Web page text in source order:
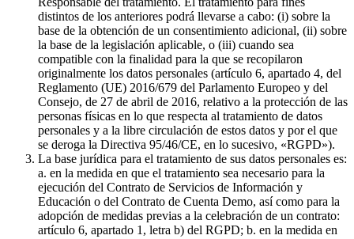
distintos de los anteriores podrá llevarse a cabo: (i) sobre la
base de la obtención de un consentimiento adicional, (ii) sobre
la base de la legislación aplicable, o (iii) cuando sea
compatible con la finalidad para la que se recopilaron
originalmente los datos personales (artículo 6, apartado 4, del
Reglamento (UE) 2016/679 del Parlamento Europeo y del
Consejo, de 27 de abril de 2016, relativo a la protección de las
personas físicas en lo que respecta al tratamiento de datos
personales y a la libre circulación de estos datos y por el que
se deroga la Directiva 95/46/CE, en lo sucesivo, «RGPD»).
La base jurídica para el tratamiento de sus datos personales es:
a. en la medida en que el tratamiento sea necesario para la
ejecución del Contrato de Servicios de Información y
Educación o del Contrato de Cuenta Demo, así como para la
adopción de medidas previas a la celebración de un contrato:
artículo 6, apartado 1, letra b) del RGPD; b. en la medida en